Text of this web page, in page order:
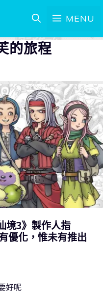
MENU
的旅程
境3》製作人指
優化，惟未有推出
好呢